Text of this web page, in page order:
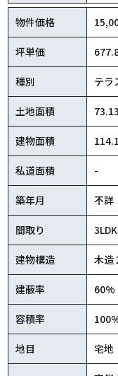
物件価格
坪単価
種別 テラ
土地面積
建物面積
私道面積 -
築年月 不詳
間取り
建物構造 木造
建蔽率 60%
容積率
地目 宅地